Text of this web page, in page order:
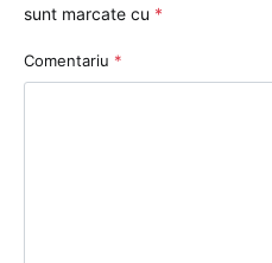
sunt marcate cu *
Comentariu *